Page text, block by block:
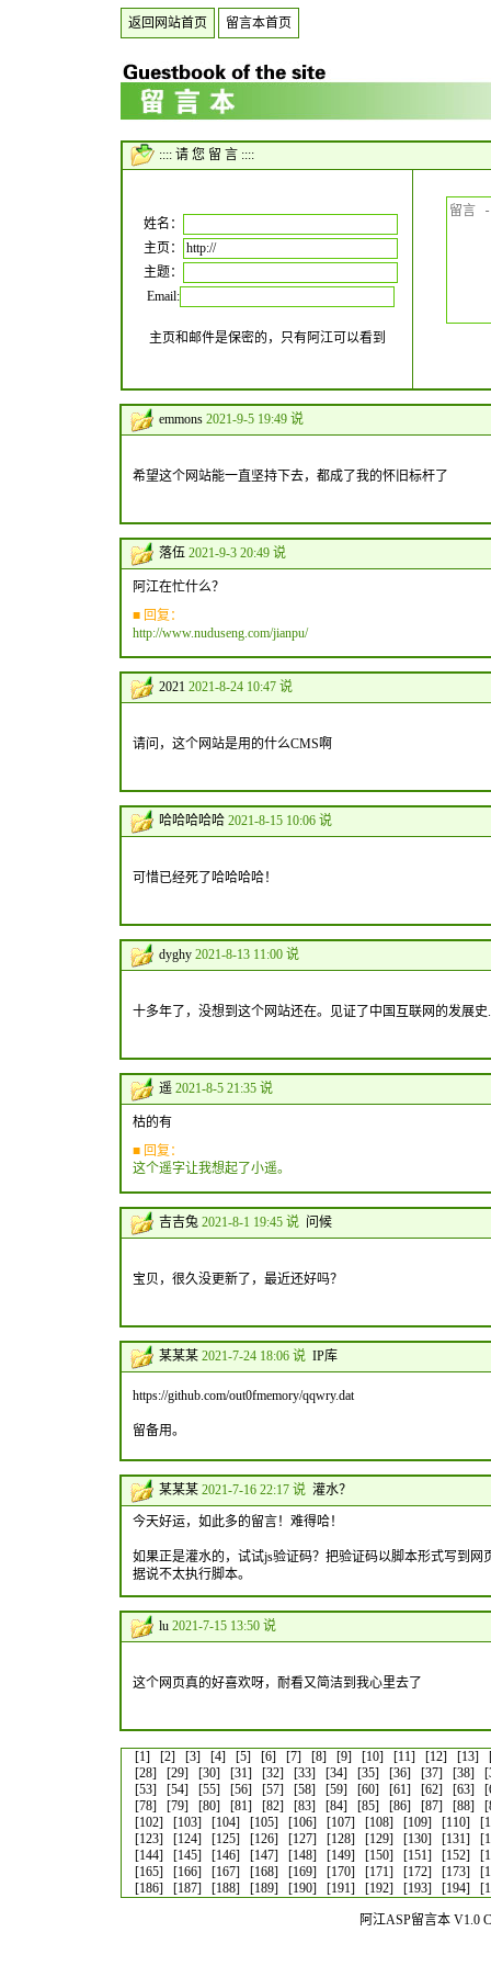
返回网站首页 留言本首页
:::: 请 您 留 言 ::::
姓名：
主页：
主题：
Email:
主页和邮件是保密的，只有阿江可以看到
emmons 2021-9-5 19:49 说
希望这个网站能一直坚持下去，都成了我的怀旧标杆了
落伍 2021-9-3 20:49 说
阿江在忙什么？
■ 回复：
http://www.nuduseng.com/jianpu/
2021 2021-8-24 10:47 说
请问，这个网站是用的什么CMS啊
哈哈哈哈哈 2021-8-15 10:06 说
可惜已经死了哈哈哈哈！
dyghy 2021-8-13 11:00 说
十多年了，没想到这个网站还在。见证了中国互联网的发展史.
遥 2021-8-5 21:35 说
枯的有
■ 回复：
这个遥字让我想起了小遥。
吉吉兔 2021-8-1 19:45 说 问候
宝贝，很久没更新了，最近还好吗？
某某某 2021-7-24 18:06 说 IP库
https://github.com/out0fmemory/qqwry.dat
留备用。
某某某 2021-7-16 22:17 说 灌水？
今天好运，如此多的留言！难得哈！
如果正是灌水的，试试js验证码？把验证码以脚本形式写到
据说不太执行脚本。
lu 2021-7-15 13:50 说
这个网页真的好喜欢呀，耐看又简洁到我心里去了
[1] [2] [3] [4] [5] [6] [7] [8] [9] [10] [11] [12] [13]
[28]
[29] [30] [31] [32] [33] [34] [35] [36] [37] [38]
[53]
[54] [55] [56] [57] [58] [59] [60] [61] [62] [63]
[78]
[79] [80] [81] [82] [83] [84] [85] [86] [87] [88]
[102]
[103] [104] [105] [106] [107] [108] [109] [110]
[123]
[124] [125] [126] [127] [128] [129] [130] [131]
[144]
[145] [146] [147] [148] [149] [150] [151] [152]
[165]
[166] [167] [168] [169] [170] [171] [172] [173]
[186]
[187] [188] [189] [190] [191] [192] [193] [194]
阿江ASP留言本 V1.0